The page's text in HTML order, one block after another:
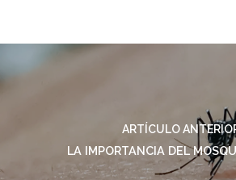
ARTÍCULO
LA IMPORTANCIA DEL